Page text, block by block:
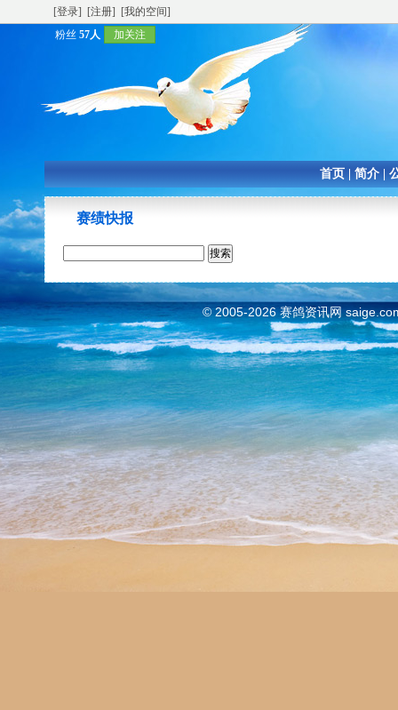
[登录] [注册]
[我的空间]
粉丝 57人 加关注
首页 简介
赛绩快报
© 2005-2026赛鸽资讯网